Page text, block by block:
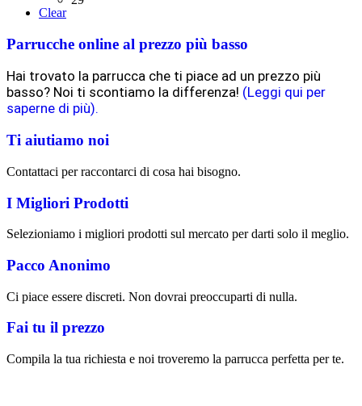
Clear
Parrucche online al prezzo più basso
Hai trovato la parrucca che ti piace ad un prezzo più
basso? Noi ti scontiamo la differenza! (Leggi qui per
saperne di più).
Ti aiutiamo noi
Contattaci per raccontarci di cosa hai bisogno.
I Migliori Prodotti
Selezioniamo i migliori prodotti sul mercato per darti solo il meglio.
Pacco Anonimo
Ci piace essere discreti. Non dovrai preoccuparti di nulla.
Fai tu il prezzo
Compila la tua richiesta e noi troveremo la parrucca perfetta per te.